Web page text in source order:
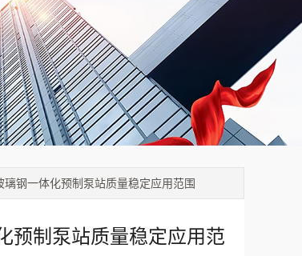
璃钢一体化预制泵站质量稳定应用范围
预制泵站质量稳定应用范